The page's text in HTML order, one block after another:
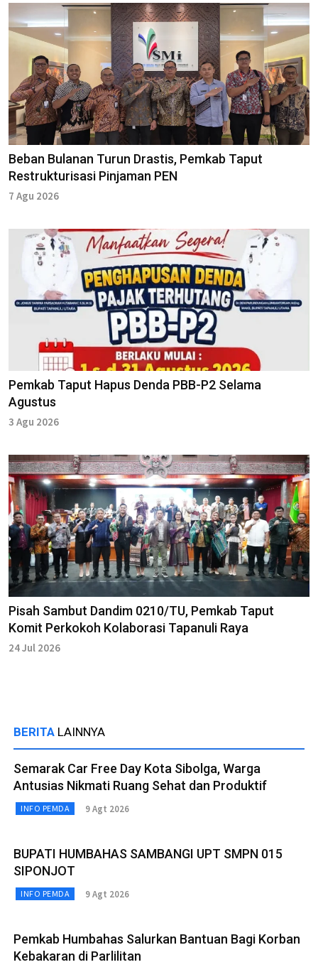
Beban Bulanan Turun Drastis, Pemkab Taput
Restrukturisasi Pinjaman PEN
7 Agu 2026
Pemkab Taput Hapus Denda PBB-P2 Selama
Agustus
3 Agu 2026
Pisah Sambut Dandim 0210/TU, Pemkab Taput
Komit Perkokoh Kolaborasi Tapanuli Raya
24 Jul 2026
BERITA LAINNYA
Semarak Car Free Day Kota Sibolga, Warga
Antusias Nikmati Ruang Sehat dan Produktif
INFO PEMDA 9 Agt 2026
BUPATI HUMBAHAS SAMBANGI UPT SMPN 015
SIPONJOT
INFO PEMDA 9 Agt 2026
Pemkab Humbahas Salurkan Bantuan Bagi Korban
Kebakaran di Parlilitan